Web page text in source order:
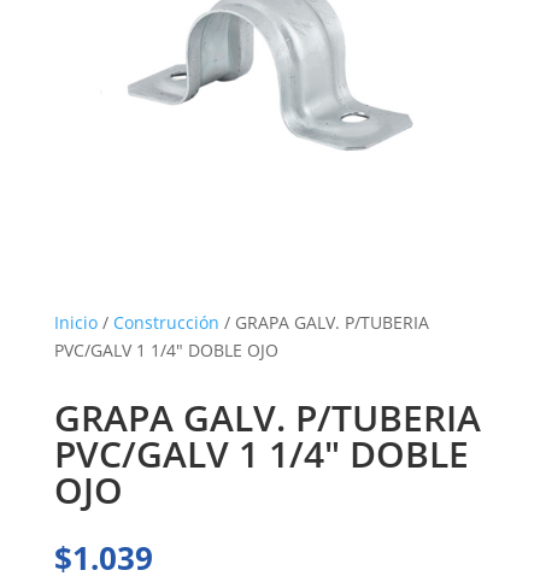
Inicio/ Construcción / GRAPA GALV. P/TUBERIA
PVC/GALV 1 1/4″ DOBLE OJO
GRAPA GALV. P/TUBERIA
PVC/GALV 1 1/4″ DOBLE
OJO
$1.039